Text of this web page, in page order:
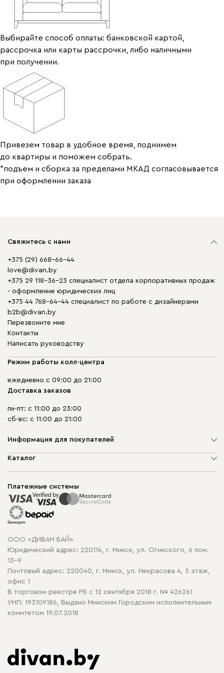
Выбирайте способ оплаты: банковской картой,
рассрочка или карты рассрочки, либо наличными
при получении.
Привезем товар в удобное время, поднимем
до квартиры и поможем собрать.
*подъем и сборка за пределами МКАД согласовывается
при оформлении заказа
Свяжитесь с нами
+375 (29) 668-66-44
love@divan.by
+375 29 118-36-23 специалист отдела корпоративных продаж
- оформление юридических лиц
+375 44 768-64-44 специалист по работе с дизайнерами
b2b@divan.by
Перезвоните мне
Контакты
Написать руководству
Режим работы колл-центра
ежедневно с 09:00 до 21:00
Доставка заказов
пн-пт: с 11:00 до 23:00
сб-вс: с 11:00 до 21:00
Информация для покупателей
О компании
Способы оплаты
Рассрочка и кредит
Гарантия
Карта сайта
Политика конфиденциальности
Политика в отношении обработки cookie
Каталог
Корпусная мебель
Распродажа мебели
Платежные системы
ООО «ДИВАН БАЙ»
Юридический адрес: 220114, г. Минск, ул. Огинского, 6 пом.
13-9
Почтовый адрес: 220040, г. Минск, ул. Некрасова 4, 5 этаж,
офис 1
В торговом реестре РБ с 12 сентября 2018 г. № 426261
УНП: 193109186, Выдано Минским Городским исполнительным
комитетом 19.07.2018